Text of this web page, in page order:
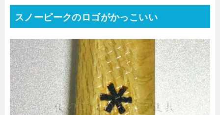
スノーピークのロゴがかっこいい